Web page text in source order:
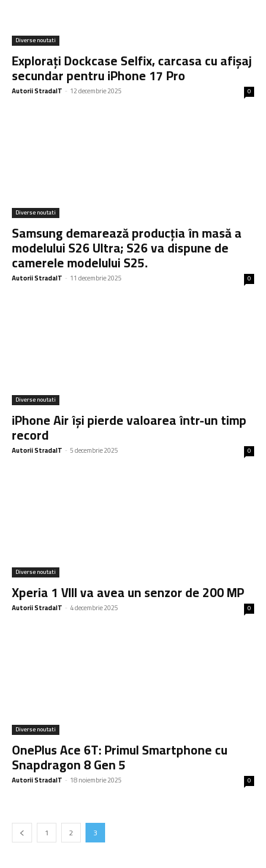
Diverse noutati
Explorați Dockcase Selfix, carcasa cu afișaj
secundar pentru iPhone 17 Pro
Autorii StradaIT - 12 decembrie 2025 0
Diverse noutati
Samsung demarează producția în masă a
modelului S26 Ultra; S26 va dispune de
camerele modelului S25.
Autorii StradaIT - 11 decembrie 2025 0
Diverse noutati
iPhone Air își pierde valoarea într-un timp
record
Autorii StradaIT - 5 decembrie 2025 0
Diverse noutati
Xperia 1 VIII va avea un senzor de 200 MP
Autorii StradaIT - 4 decembrie 2025 0
Diverse noutati
OnePlus Ace 6T: Primul Smartphone cu
Snapdragon 8 Gen 5
Autorii StradaIT - 18 noiembrie 2025 0
1 2 3